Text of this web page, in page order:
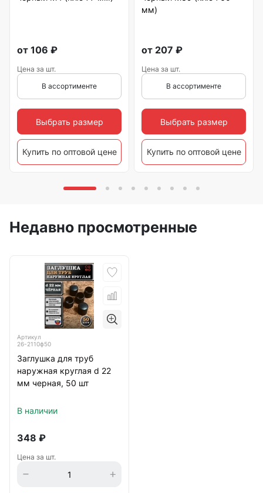
от 106 ₽
Цена за шт.
В ассортименте
Выбрать размер
Купить по оптовой цене
мм)
от 207 ₽
Цена за шт.
В ассортименте
Выбрать размер
Купить по оптовой цене
Недавно просмотренные
Артикул
26-2110ф50
Заглушка для труб
наружная круглая d 22
мм черная, 50 шт
В наличии
348 ₽
Цена за шт.